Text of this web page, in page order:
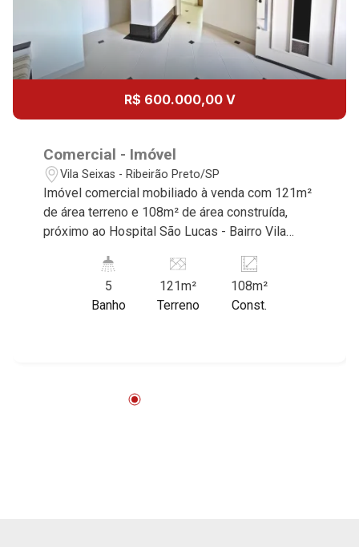
R$ 600.000,00 V
Comercial - Imóvel
Vila Seixas - Ribeirão Preto/SP
Imóvel comercial mobiliado à venda com 121m²
de área terreno e 108m² de área construída,
próximo ao Hospital São Lucas - Bairro Vila
características deste imóvel que a Martinelli
Imobiliária selecionou para você: - 121m² de
área terreno e 108m² de área construída -
Martinelli Imobiliária - excelência absoluta no
5
Banho
121m²
Terreno
108m²
Const.